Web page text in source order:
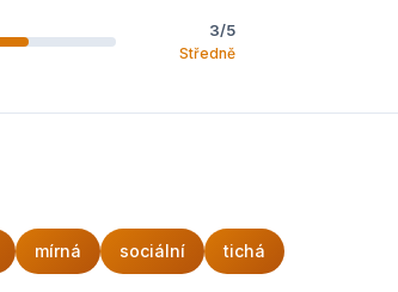
3/5
Středně
mírná sociální tichá